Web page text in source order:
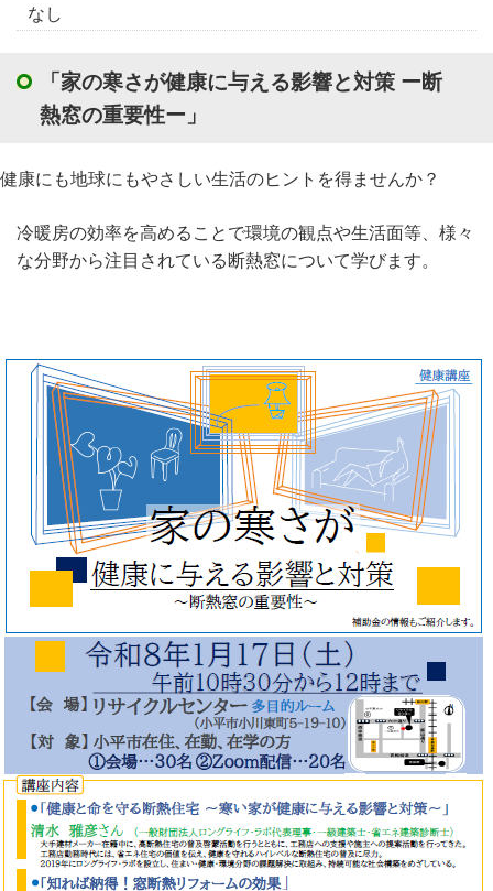
なし
「家の寒さが健康に与える影響と対策 ー断
熱窓の重要性ー」
健康にも地球にもやさしい生活のヒントを得ませんか？
冷暖房の効率を高めることで環境の観点や生活面等、様々
な分野から注目されている断熱窓について学びます。